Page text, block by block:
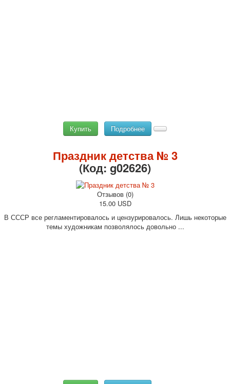
Купить Подробнее
Праздник детства № 3
(Код:g02626)
Отзывов (0)
15.00 USD
В СССР все регламентировалось и цензурировалось. Лишь некоторые
темы художникам позволялось довольно ...